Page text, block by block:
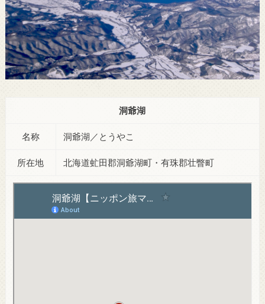
洞爺湖
名称 洞爺湖／とうやこ
所在地 北海道虻田郡洞爺湖町・有珠郡壮瞥町